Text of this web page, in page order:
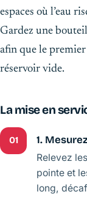
espaces où l’eau
Gardez une
afin que le
réservoir vide.
La mise en
01 1.
Relevez
pointe et
long,